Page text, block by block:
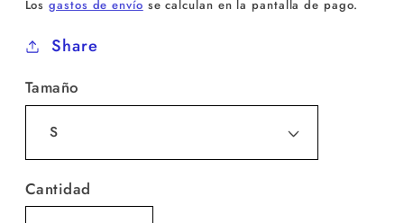
Losgastos de envío se calculan en la pantalla de pago.
Share
Tamaño
Cantidad